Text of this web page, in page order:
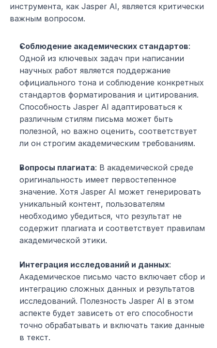
инструмента, как Jasper AI, является критически
важным вопросом.
Соблюдение академических стандартов:
Одной из ключевых задач при написании
научных работ является поддержание
официального тона и соблюдение конкретных
стандартов форматирования и цитирования.
Способность Jasper AI адаптироваться к
различным стилям письма может быть
полезной, но важно оценить, соответствует
ли он строгим академическим требованиям.
Вопросы плагиата: В академической среде
оригинальность имеет первостепенное
значение. Хотя Jasper AI может генерировать
уникальный контент, пользователям
необходимо убедиться, что результат не
содержит плагиата и соответствует правилам
академической этики.
Интеграция исследований и данных:
Академическое письмо часто включает сбор и
интеграцию сложных данных и результатов
исследований. Полезность Jasper AI в этом
аспекте будет зависеть от его способности
точно обрабатывать и включать такие данные
в текст.